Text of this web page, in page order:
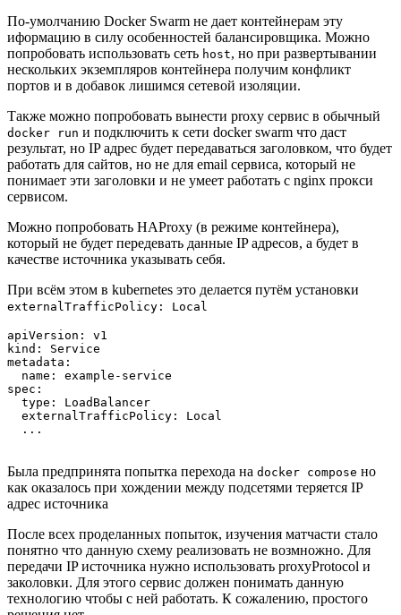
По-умолчанию Docker Swarm не дает контейнерам эту
иформацию в силу особенностей балансировщика. Можно
попробовать использовать сеть host, но при развертывании
нескольких экземпляров контейнера получим конфликт
портов и в добавок лишимся сетевой изоляции.
Также можно попробовать вынести proxy сервис в обычный
docker run и подключить к сети docker swarm что даст
результат, но IP адрес будет передаваться заголовком, что будет
работать для сайтов, но не для email сервиса, который не
понимает эти заголовки и не умеет работать с nginx прокси
сервисом.
Можно попробовать HAProxy (в режиме контейнера),
который не будет передевать данные IP адресов, а будет в
качестве источника указывать себя.
При всём этом в kubernetes это делается путём установки
externalTrafficPolicy: Local
apiVersion: v1
kind: Service
metadata:
  name: example-service
spec:
  type: LoadBalancer
  externalTrafficPolicy: Local
  ...
Была предпринята попытка перехода на docker compose но
как оказалось при хождении между подсетями теряется IP
адрес источника
После всех проделанных попыток, изучения матчасти стало
понятно что данную схему реализовать не возмножно. Для
передачи IP источника нужно использовать proxyProtocol и
заколовки. Для этого сервис должен понимать данную
технологию чтобы с ней работать. К сожалению, простого